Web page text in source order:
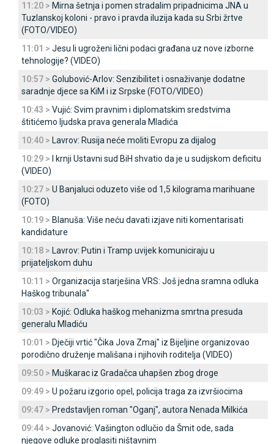
11:20 > Mirna šetnja i pomen stradalim pripadnicima ЈNA u
Tuzlanskoj koloni - pravo i pravda iluzija kada su Srbi žrtve
(FOTO/VIDEO)
11:01 > Јesu li ugroženi lični podaci građana uz nove izborne
tehnologije? (VIDEO)
10:57 > Golubović-Arlov: Senzibilitet i osnaživanje dodatne
saradnje djece sa KiM i iz Srpske (FOTO/VIDEO)
10:43 > Vujić: Svim pravnim i diplomatskim sredstvima
štitićemo ljudska prava generala Mladića
10:40 > Lavrov: Rusija neće moliti Evropu za dijalog
10:29 >
I krnji Ustavni sud BiH shvatio da je u sudijskom deficitu
(VIDEO)
10:27 > U Banjaluci oduzeto više od 1,5 kilograma marihuane
(FOTO)
10:19 > Blanuša: Više neću davati izjave niti komentarisati
kandidature
10:18 > Lavrov: Putin i Tramp uvijek komuniciraju u
prijateljskom duhu
10:11 > Organizacija starješina VRS: Јoš jedna sramna odluka
Haškog tribunala"
10:03 > Kojić: Odluka haškog mehanizma smrtna presuda
generalu Mladiću
10:01 > Dječiji vrtić "Čika Јova Zmaj" iz Bijeljine organizovao
porodično druženje mališana i njihovih roditelja (VIDEO)
09:50 > Muškarac iz Gradačca uhapšen zbog droge
09:49 > U požaru izgorio opel, policija traga za izvršiocima
09:47 > Predstavljen roman "Oganj", autora Nenada Milkića
09:44 > Јovanović: Vašington odlučio da Šmit ode, sada
njegove odluke proglasiti ništavnim